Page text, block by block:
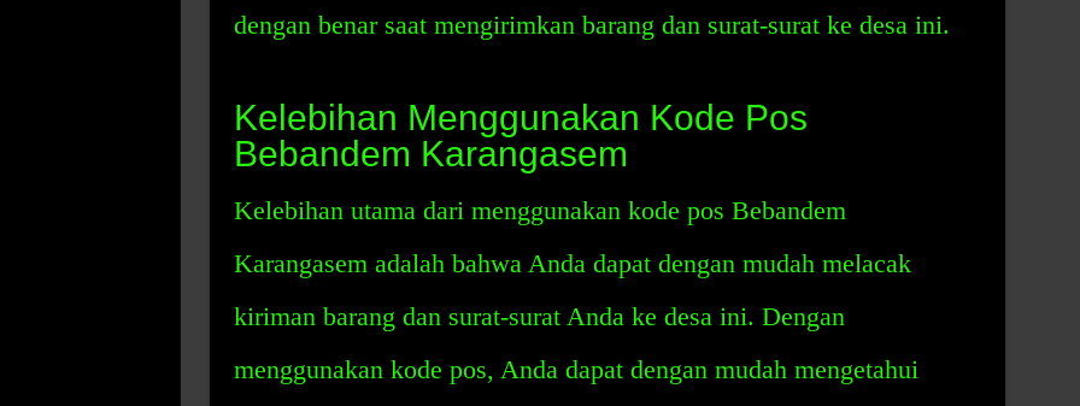
dengan benar saat mengirimkan barang dan surat-surat ke desa ini.
Kelebihan Menggunakan Kode Pos
Bebandem Karangasem
Kelebihan utama dari menggunakan kode pos Bebandem
Karangasem adalah bahwa Anda dapat dengan mudah melacak
kiriman barang dan surat-surat Anda ke desa ini. Dengan
menggunakan kode pos, Anda dapat dengan mudah mengetahui